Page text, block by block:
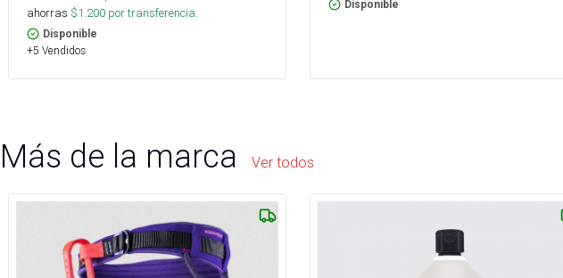
ahorras $1.200 por transferencia.
Disponible
+5 Vendidos
Disponible
Más de la marca Ver todos